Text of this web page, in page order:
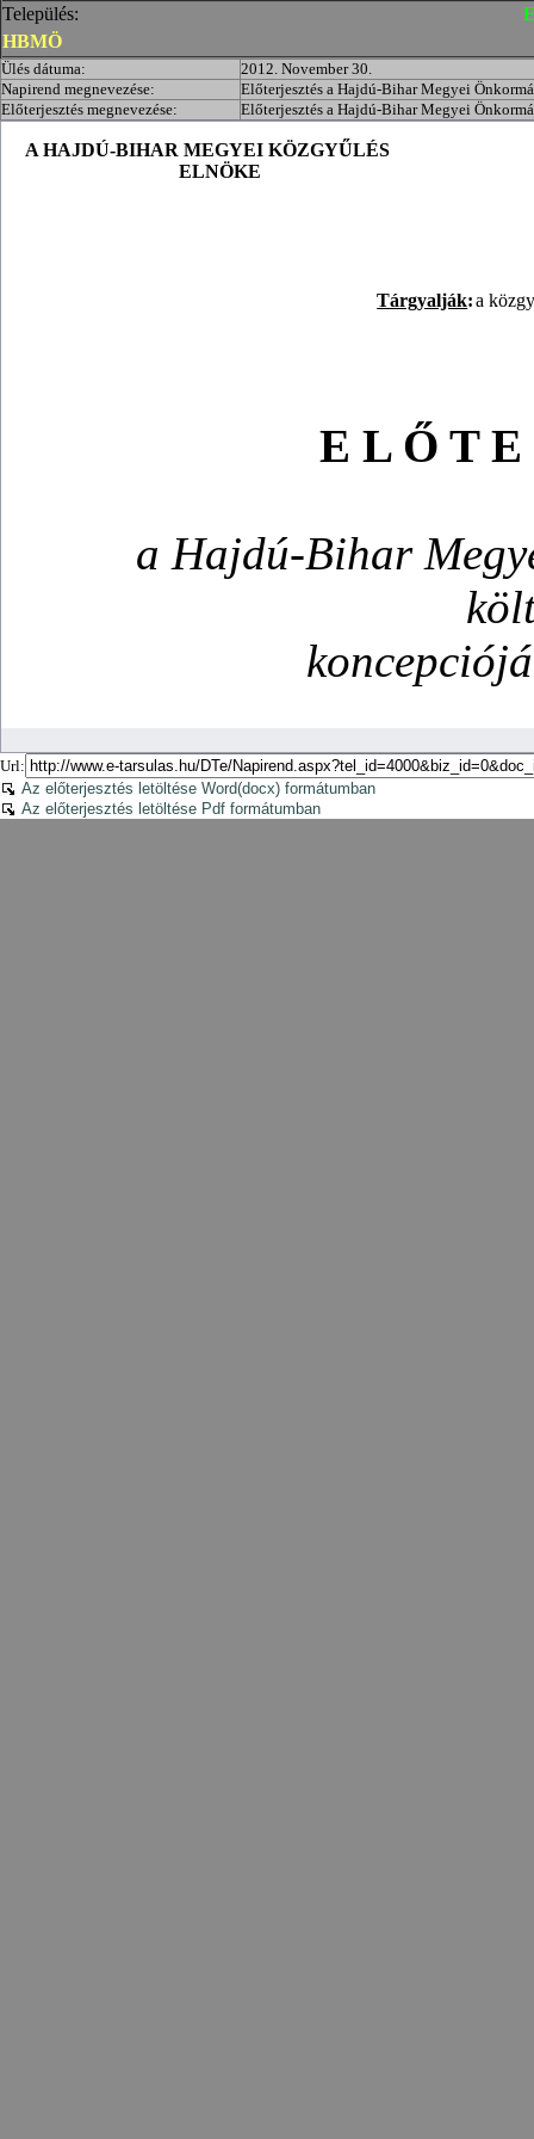
Település:
HBMÖ
Ülés dátuma:
2012. November 30.
Napirend megnevezése:
Előterjesztés a Hajdú-Bihar Megyei
Előterjesztés megnevezése:
Előterjesztés a Hajdú-Bihar Megyei
Url:
Az előterjesztés letöltése Word(docx) formátumban
Az előterjesztés letöltése Pdf formátumban